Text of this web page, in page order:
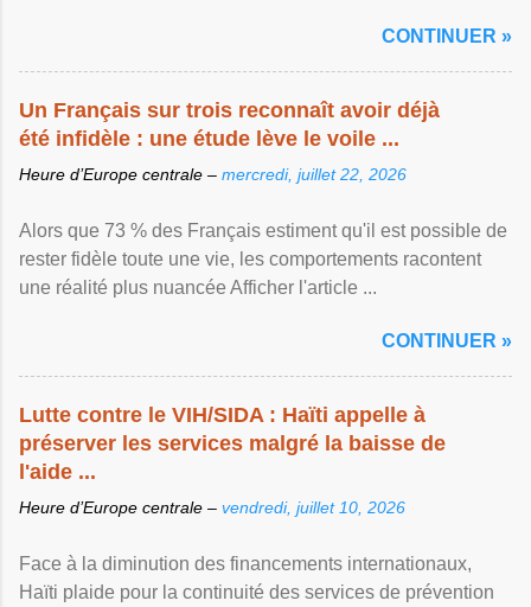
CONTINUER »
Un Français sur trois reconnaît avoir déjà
été infidèle : une étude lève le voile ...
Heure d’Europe centrale – mercredi, juillet 22, 2026
Alors que 73 % des Français estiment qu'il est possible de
rester fidèle toute une vie, les comportements racontent
une réalité plus nuancée Afficher l'article ...
CONTINUER »
Lutte contre le VIH/SIDA : Haïti appelle à
préserver les services malgré la baisse de
l'aide ...
Heure d’Europe centrale – vendredi, juillet 10, 2026
Face à la diminution des financements internationaux,
Haïti plaide pour la continuité des services de prévention